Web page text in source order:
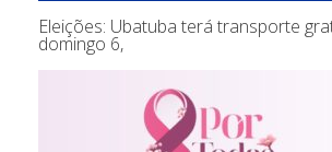
Eleições: Ubatuba terá transporte
domingo 6,